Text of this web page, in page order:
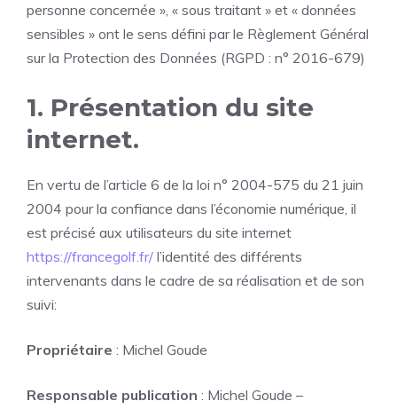
personne concernée », « sous traitant » et « données
sensibles » ont le sens défini par le Règlement Général
sur la Protection des Données (RGPD : n° 2016-679)
1. Présentation du site
internet.
En vertu de l’article 6 de la loi n° 2004-575 du 21 juin
2004 pour la confiance dans l’économie numérique, il
est précisé aux utilisateurs du site internet
https://francegolf.fr/ l’identité des différents
intervenants dans le cadre de sa réalisation et de son
suivi:
Propriétaire : Michel Goude
Responsable publication : Michel Goude –